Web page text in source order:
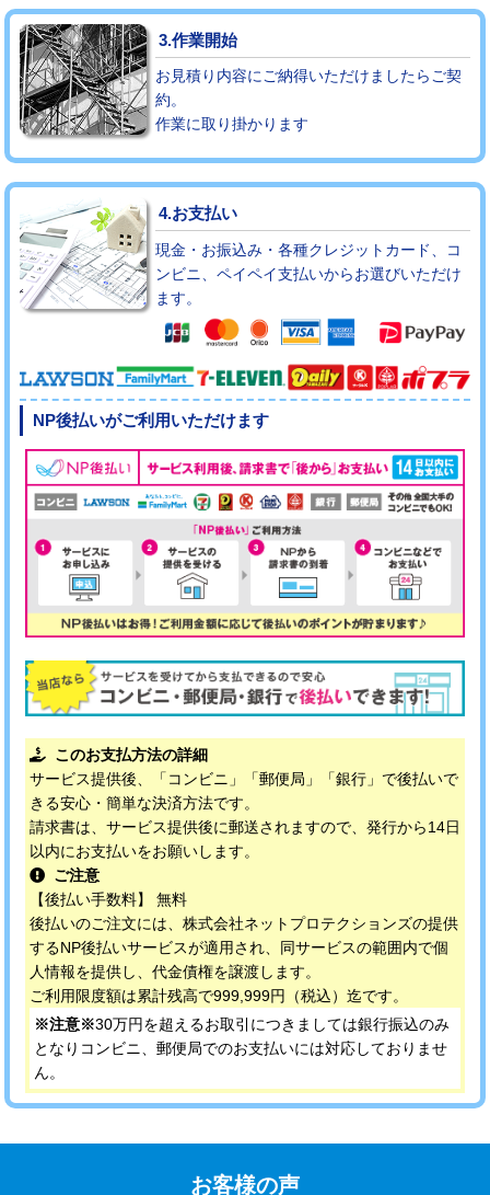
3.作業開始
お見積り内容にご納得いただけましたらご契
約。
作業に取り掛かります
4.お支払い
現金・お振込み・各種クレジットカード、コ
ンビニ、ペイペイ支払いからお選びいただけ
ます。
NP後払いがご利用いただけます
このお支払方法の詳細
サービス提供後、「コンビニ」「郵便局」「銀行」で後払いで
きる安心・簡単な決済方法です。
請求書は、サービス提供後に郵送されますので、発行から14日
以内にお支払いをお願いします。
ご注意
【後払い手数料】 無料
後払いのご注文には、株式会社ネットプロテクションズの提供
するNP後払いサービスが適用され、同サービスの範囲内で個
人情報を提供し、代金債権を譲渡します。
ご利用限度額は累計残高で999,999円（税込）迄です。
※注意※30万円を超えるお取引につきましては銀行振込のみ
となりコンビニ、郵便局でのお支払いには対応しておりませ
ん。
お客様の声